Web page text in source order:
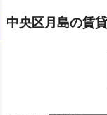
中央区月島の賃